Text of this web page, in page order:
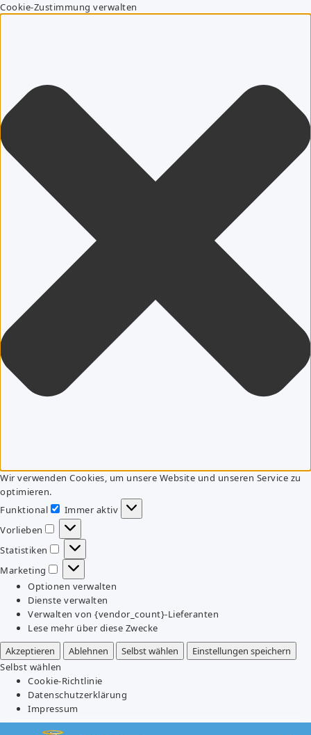
Cookie-Zustimmung verwalten
Wir verwenden Cookies, um unsere Website und unseren Service zu
optimieren.
Funktional
Funktional
Immer aktiv
Vorlieben
Vorlieben
Statistiken
Statistiken
Marketing
Marketing
Optionen verwalten
Dienste verwalten
Verwalten von {vendor_count}-Lieferanten
Lese mehr über diese Zwecke
Akzeptieren
Ablehnen Selbst wählen
Einstellungen speichern
Selbst wählen
Cookie-Richtlinie
Datenschutzerklärung
Impressum